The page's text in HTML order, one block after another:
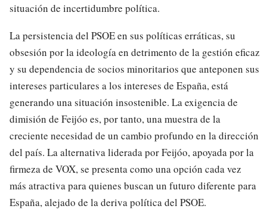
situación de incertidumbre política.
La persistencia del PSOE en sus políticas erráticas, su
obsesión por la ideología en detrimento de la gestión eficaz
y su dependencia de socios minoritarios que anteponen sus
intereses particulares a los intereses de España, está
generando una situación insostenible. La exigencia de
dimisión de Feijóo es, por tanto, una muestra de la
creciente necesidad de un cambio profundo en la dirección
del país. La alternativa liderada por Feijóo, apoyada por la
firmeza de VOX, se presenta como una opción cada vez
más atractiva para quienes buscan un futuro diferente para
España, alejado de la deriva política del PSOE.